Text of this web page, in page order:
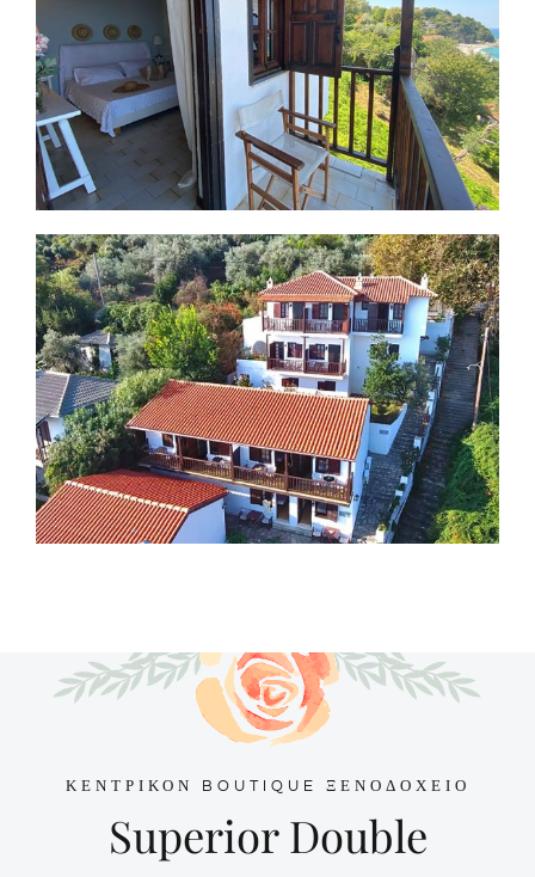
ΚΕΝΤΡΙΚΟΝ BOUTIQUE ΞΕΝΟΔΟΧΕΙΟ
Superior Double